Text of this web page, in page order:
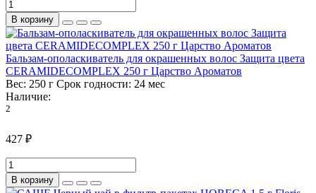
В корзину
Бальзам-ополаскиватель для окрашенных волос Защита цвета
CERAMIDECOMPLEX 250 г Царство Ароматов
Вес: 250 г Срок годности: 24 мес
Наличие:
2
427 ₽
В корзину